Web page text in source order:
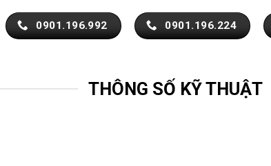
0901.196.992 0901.196.224
THÔNG SỐ KỸ THUẬT